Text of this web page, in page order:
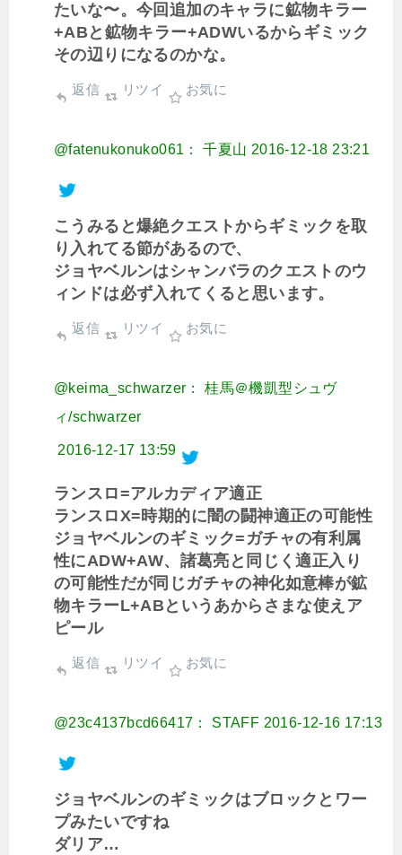
たいな〜。今回追加のキャラに鉱物キラー
+ABと鉱物キラー+ADWいるからギミック
その辺りになるのかな。
返信 リツイ お気に
@fatenukonuko061： 千夏山 2016-12-18 23:21
こうみると爆絶クエストからギミックを取
り入れてる節があるので、
ジョヤベルンはシャンバラのクエストのウ
ィンドは必ず入れてくると思います。
返信 リツイ お気に
@keima_schwarzer： 桂馬＠機凱型シュヴ
ィ/schwarzer
2016-12-17 13:59
ランスロ=アルカディア適正
ランスロX=時期的に闇の闘神適正の可能性
ジョヤベルンのギミック=ガチャの有利属
性にADW+AW、諸葛亮と同じく適正入り
の可能性だが同じガチャの神化如意棒が鉱
物キラーL+ABというあからさまな使えア
ピール
返信 リツイ お気に
@23c4137bcd66417： STAFF 2016-12-16 17:13
ジョヤベルンのギミックはブロックとワー
プみたいですね
ダリア…